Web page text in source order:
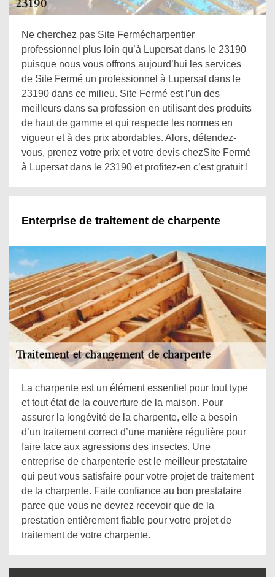
Ne cherchez pas Site Fermécharpentier
professionnel plus loin qu’à Lupersat dans le 23190
puisque nous vous offrons aujourd’hui les services
de Site Fermé un professionnel à Lupersat dans le
23190 dans ce milieu. Site Fermé est l’un des
meilleurs dans sa profession en utilisant des produits
de haut de gamme et qui respecte les normes en
vigueur et à des prix abordables. Alors, détendez-
vous, prenez votre prix et votre devis chezSite Fermé
à Lupersat dans le 23190 et profitez-en c’est gratuit !
Enterprise de traitement de charpente
La charpente est un élément essentiel pour tout type
et tout état de la couverture de la maison. Pour
assurer la longévité de la charpente, elle a besoin
d’un traitement correct d’une manière régulière pour
faire face aux agressions des insectes. Une
entreprise de charpenterie est le meilleur prestataire
qui peut vous satisfaire pour votre projet de traitement
de la charpente. Faite confiance au bon prestataire
parce que vous ne devrez recevoir que de la
prestation entièrement fiable pour votre projet de
traitement de votre charpente.